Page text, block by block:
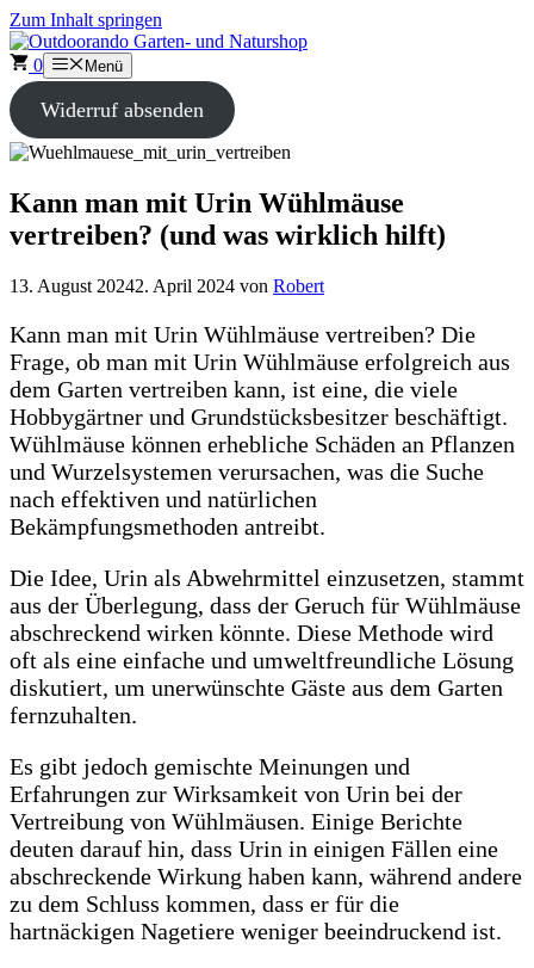
Zum Inhalt springen
0 Menü
Widerruf absenden
Kann man mit Urin Wühlmäuse
vertreiben? (und was wirklich hilft)
13. August 20242. April 2024 von Robert
Kann man mit Urin Wühlmäuse vertreiben? Die
Frage, ob man mit Urin Wühlmäuse erfolgreich aus
dem Garten vertreiben kann, ist eine, die viele
Hobbygärtner und Grundstücksbesitzer beschäftigt.
Wühlmäuse können erhebliche Schäden an Pflanzen
und Wurzelsystemen verursachen, was die Suche
nach effektiven und natürlichen
Bekämpfungsmethoden antreibt.
Die Idee, Urin als Abwehrmittel einzusetzen, stammt
aus der Überlegung, dass der Geruch für Wühlmäuse
abschreckend wirken könnte. Diese Methode wird
oft als eine einfache und umweltfreundliche Lösung
diskutiert, um unerwünschte Gäste aus dem Garten
fernzuhalten.
Es gibt jedoch gemischte Meinungen und
Erfahrungen zur Wirksamkeit von Urin bei der
Vertreibung von Wühlmäusen. Einige Berichte
deuten darauf hin, dass Urin in einigen Fällen eine
abschreckende Wirkung haben kann, während andere
zu dem Schluss kommen, dass er für die
hartnäckigen Nagetiere weniger beeindruckend ist.